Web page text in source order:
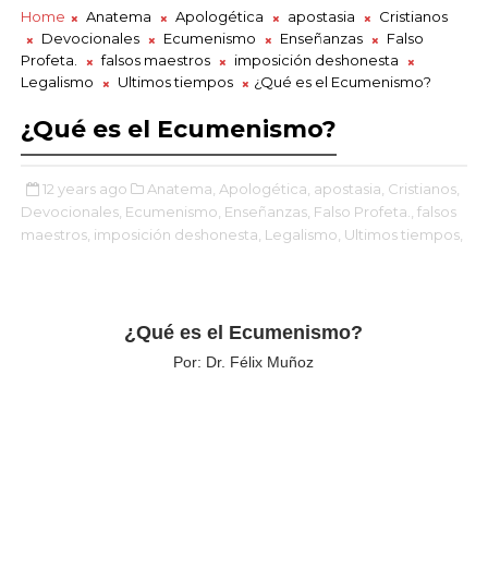
Home Anatema Apologética apostasia
Cristianos
Devocionales
Ecumenismo Enseñanzas
Falso
Profeta.
falsos maestros
imposición deshonesta
Legalismo
Ultimos tiempos ¿Qué es el Ecumenismo?
¿Qué es el Ecumenismo?
12 years ago Anatema, Apologética, apostasia, Cristianos,
Devocionales, Ecumenismo, Enseñanzas, Falso Profeta.,
falsos
maestros, imposición deshonesta, Legalismo, Ultimos tiempos,
¿Qué es el Ecumenismo?
Por: Dr. Félix Muñoz